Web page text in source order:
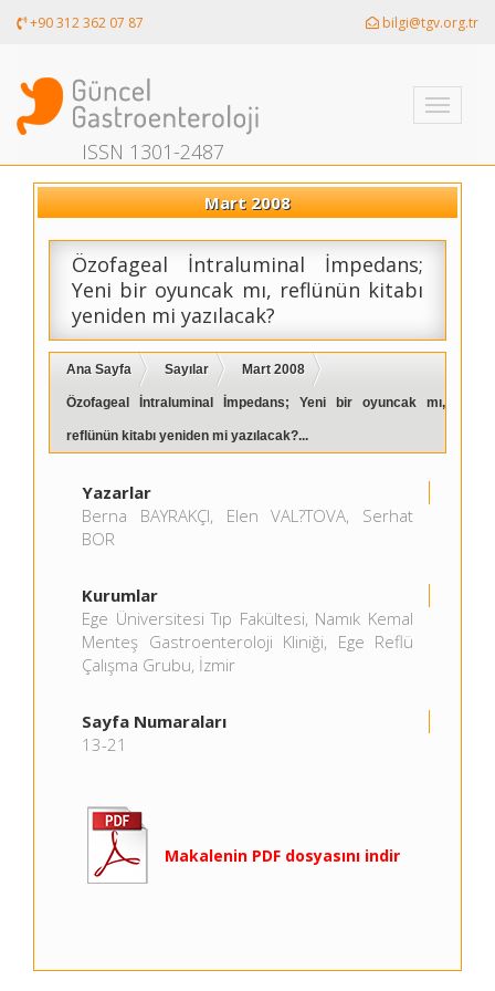
+90 312 362 07 87 bilgi@tgv.org.tr
Toggle
ISSN 1301-2487
Mart 2008
Özofageal İntraluminal İmpedans;
Yeni bir oyuncak mı, reflünün kitabı
yeniden mi yazılacak?
Ana Sayfa Sayılar Mart 2008
Özofageal İntraluminal İmpedans; Yeni bir oyuncak mı,
reflünün kitabı yeniden mi yazılacak?...
Yazarlar
Berna BAYRAKÇI, Elen VAL?TOVA, Serhat
BOR
Kurumlar
Ege Üniversitesi Tıp Fakültesi, Namık Kemal
Menteş Gastroenteroloji Kliniği, Ege Reflü
Çalışma Grubu, İzmir
Sayfa Numaraları
13-21
Makalenin PDF dosyasını indir